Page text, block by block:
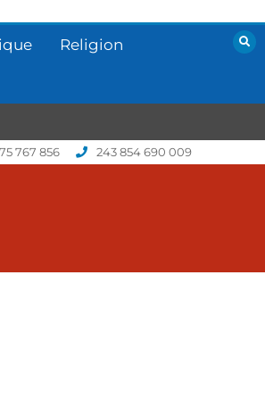
Religion
767 856 243 854 690 009